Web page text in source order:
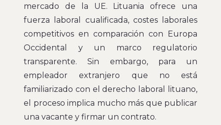
mercado de la UE. Lituania ofrece una
fuerza laboral cualificada, costes laborales
competitivos en comparación con Europa
Occidental y un marco regulatorio
transparente. Sin embargo, para un
empleador extranjero que no está
familiarizado con el derecho laboral lituano,
el proceso implica mucho más que publicar
una vacante y firmar un contrato.